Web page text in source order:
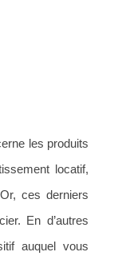
les produits
locatif,
ces derniers
En d’autres
auquel vous